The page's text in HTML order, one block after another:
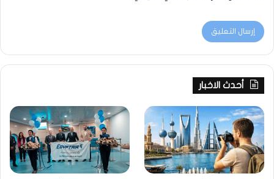
أحدث الاخبار